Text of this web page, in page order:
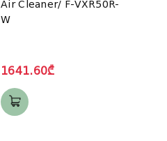
Air Cleaner/ F-VXR50R-
W
1641.60₾